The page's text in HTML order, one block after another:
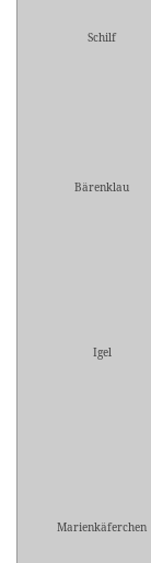
Schilf
Bärenklau
Igel
Marienkäferchen